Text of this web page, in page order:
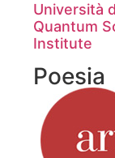
Università
Quantum
Institute
Poesia